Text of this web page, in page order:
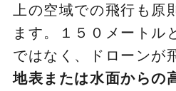
上の空域での飛行も原
ます。１５０メートル
ではなく、ドローンが
地表または水面からの